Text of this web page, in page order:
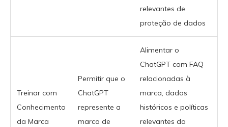
relevantes de
proteção de dados
Treinar com
Conhecimento
da Marca
Permitir que o
ChatGPT
represente a
marca de
Alimentar o
ChatGPT com FAQ
relacionadas à
marca, dados
históricos e políticas
relevantes da